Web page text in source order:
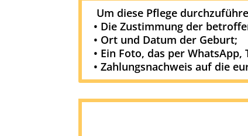
Um diese Pflege
• Die Zustimmung der
• Ort und Datum der Geburt;
• Ein Foto, das per
• Zahlungsnachweis auf die